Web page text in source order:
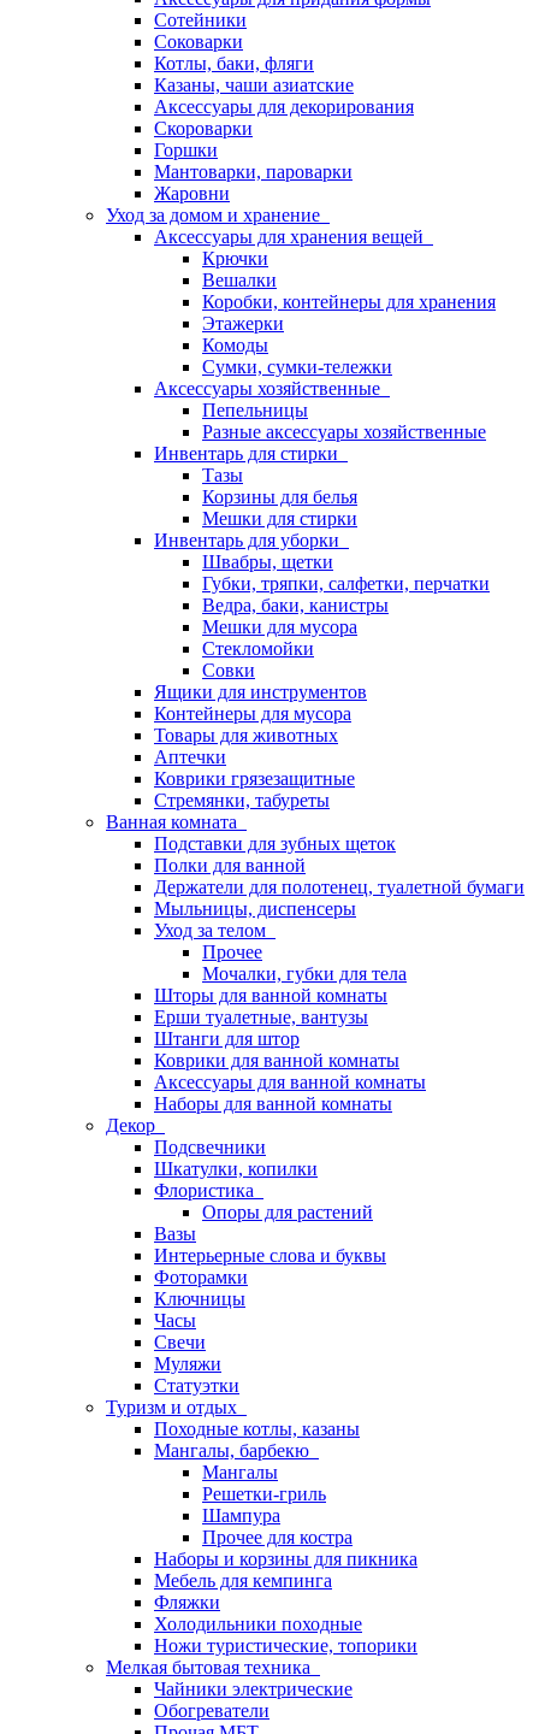
Сотейники
Соковарки
Котлы, баки, фляги
Казаны, чаши азиатские
Аксессуары для декорирования
Скороварки
Горшки
Мантоварки, пароварки
Жаровни
Уход за домом и хранение
Аксессуары для хранения вещей
Крючки
Вешалки
Коробки, контейнеры для хранения
Этажерки
Комоды
Сумки, сумки-тележки
Аксессуары хозяйственные
Пепельницы
Разные аксессуары хозяйственные
Инвентарь для стирки
Тазы
Корзины для белья
Мешки для стирки
Инвентарь для уборки
Швабры, щетки
Губки, тряпки, салфетки, перчатки
Ведра, баки, канистры
Мешки для мусора
Стекломойки
Совки
Ящики для инструментов
Контейнеры для мусора
Товары для животных
Аптечки
Коврики грязезащитные
Стремянки, табуреты
Ванная комната
Подставки для зубных щеток
Полки для ванной
Держатели для полотенец, туалетной бумаги
Мыльницы, диспенсеры
Уход за телом
Прочее
Мочалки, губки для тела
Шторы для ванной комнаты
Ерши туалетные, вантузы
Штанги для штор
Коврики для ванной комнаты
Аксессуары для ванной комнаты
Наборы для ванной комнаты
Декор
Подсвечники
Шкатулки, копилки
Флористика
Опоры для растений
Вазы
Интерьерные слова и буквы
Фоторамки
Ключницы
Часы
Свечи
Муляжи
Статуэтки
Туризм и отдых
Походные котлы, казаны
Мангалы, барбекю
Мангалы
Решетки-гриль
Шампура
Прочее для костра
Наборы и корзины для пикника
Мебель для кемпинга
Фляжки
Холодильники походные
Ножи туристические, топорики
Мелкая бытовая техника
Чайники электрические
Обогреватели